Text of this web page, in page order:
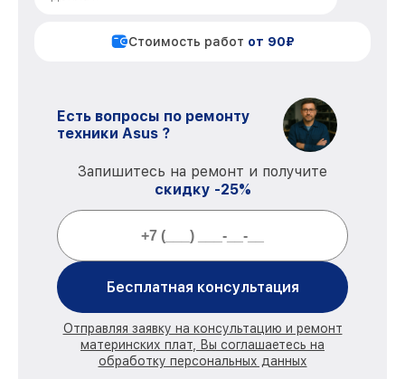
Стоимость работ от 90₽
Есть вопросы по ремонту
техники Asus ?
Запишитесь на ремонт и получите
скидку -25%
Бесплатная консультация
Отправляя заявку на консультацию и ремонт
материнских плат, Вы соглашаетесь на
обработку персональных данных